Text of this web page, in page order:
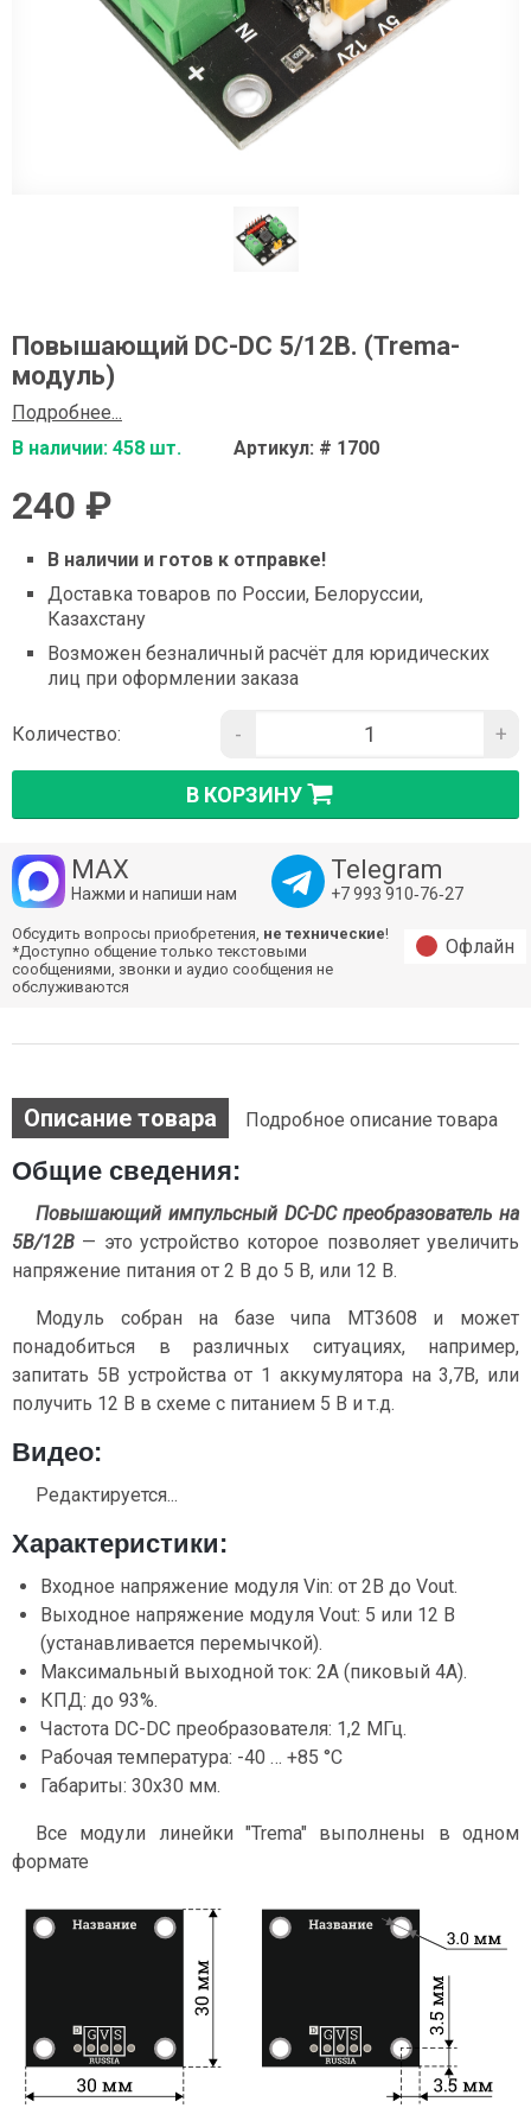
Повышающий DC-DC 5/12В. (Trema-
модуль)
Подробнее...
В наличии: 458 шт.
Артикул: # 1700
240 ₽
В наличии и готов к отправке!
Доставка товаров по России, Белоруссии,
Казахстану
Возможен безналичный расчёт для юридических
лиц при оформлении заказа
Количество: - +
В КОРЗИНУ
MAX
Нажми и напиши нам
Telegram
+7 993 910‑76‑27
Обсудить вопросы приобретения, не технические!
*Доступно общение только текстовыми
сообщениями, звонки и аудио сообщения не
обслуживаются
Офлайн
Описание товара Подробное описание товара
Общие сведения:
Повышающий импульсный DC-DC преобразователь на
5В/12В — это устройство которое позволяет увеличить
напряжение питания от 2 В до 5 В, или 12 В.
Модуль собран на базе чипа MT3608 и может
понадобиться в различных ситуациях, например,
запитать 5В устройства от 1 аккумулятора на 3,7В, или
получить 12 В в схеме с питанием 5 В и т.д.
Видео:
Редактируется...
Характеристики:
Входное напряжение модуля Vin: от 2В до Vout.
Выходное напряжение модуля Vout: 5 или 12 В
(устанавливается перемычкой).
Максимальный выходной ток: 2А (пиковый 4А).
КПД: до 93%.
Частота DC-DC преобразователя: 1,2 МГц.
Рабочая температура: -40 … +85 °C
Габариты: 30x30 мм.
Все модули линейки "Trema" выполнены в одном
формате